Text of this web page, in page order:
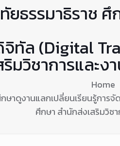
ยธรรมาธิราช
จิทัล (Digital
มวิชาการและ
Home
ษาดูงานแลกเปลี่ยนเรียนรู้กา
ศึกษา สำนักส่งเสริมวิช